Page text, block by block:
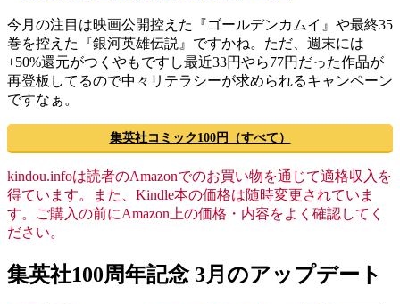
今月の注目は映画公開控えた『ゴールデンカムイ』や最終35
巻を控えた『銀河英雄伝説』ですかね。ただ、週末には
+50%還元がつくやもですし最近33円やら77円だった作品が
再登板してるので中々リテラシーが求められるキャンペーン
ですなぁ。
集英社コミック100円（すべて）
kindou.infoは読者のAmazonでのお買い物を通じて適格収入を
得ています。また、Kindle本の価格は随時変更されていま
す。ご購入の前にAmazon上の価格・内容をよく確認してく
ださい。
集英社100周年記念 3月のアップデート